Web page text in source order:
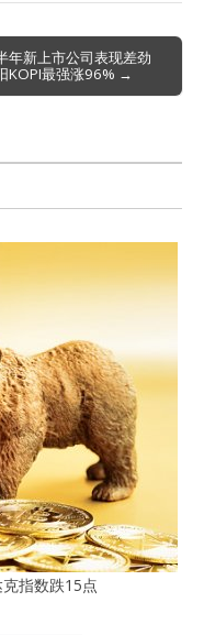
年新上市公司表现差劲
KOPI最强涨96% →
指数跌15点